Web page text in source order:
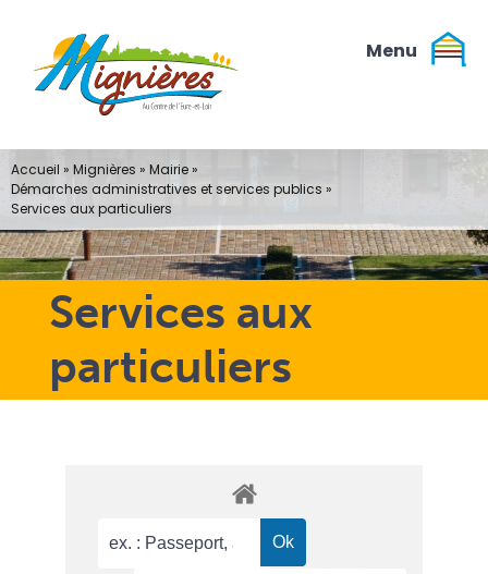
contenu
Services aux
particuliers
Accueil » Mignières » Mairie»
Démarches administratives et services publics »
Services aux particuliers